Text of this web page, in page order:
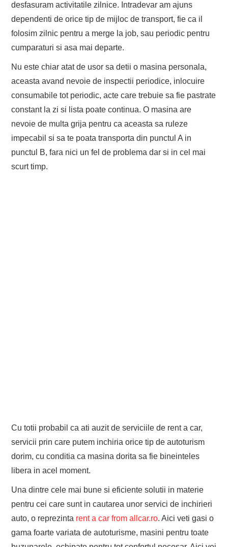
desfasuram activitatile zilnice. Intradevar am ajuns
dependenti de orice tip de mijloc de transport, fie ca il
folosim zilnic pentru a merge la job, sau periodic pentru
cumparaturi si asa mai departe.
Nu este chiar atat de usor sa detii o masina personala,
aceasta avand nevoie de inspectii periodice, inlocuire
consumabile tot periodic, acte care trebuie sa fie pastrate
constant la zi si lista poate continua. O masina are
nevoie de multa grija pentru ca aceasta sa ruleze
impecabil si sa te poata transporta din punctul A in
punctul B, fara nici un fel de problema dar si in cel mai
scurt timp.
Cu totii probabil ca ati auzit de serviciile de rent a car,
servicii prin care putem inchiria orice tip de autoturism
dorim, cu conditia ca masina dorita sa fie bineinteles
libera in acel moment.
Una dintre cele mai bune si eficiente solutii in materie
pentru cei care sunt in cautarea unor servici de inchirieri
auto, o reprezinta rent a car from allcar.ro. Aici veti gasi o
gama foarte variata de autoturisme, masini pentru toate